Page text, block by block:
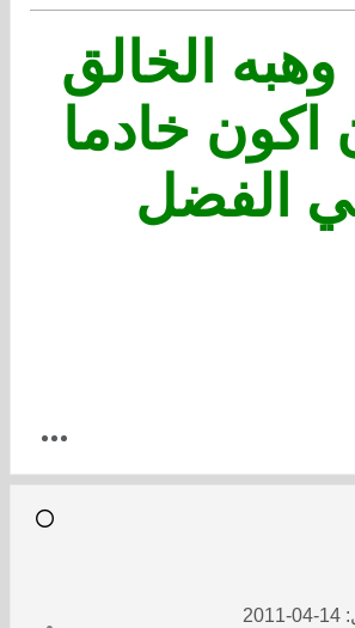
الخالق
اكون خادما
الفضل
14-04-2011